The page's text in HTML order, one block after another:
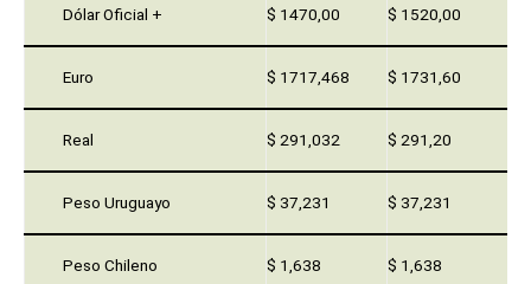
Dólar Oficial + $ 1470,00 $ 1520,00
Euro $ 1717,468 $ 1731,60
Real $ 291,032 $ 291,20
Peso Uruguayo $ 37,231 $ 37,231
Peso Chileno $ 1,638 $ 1,638